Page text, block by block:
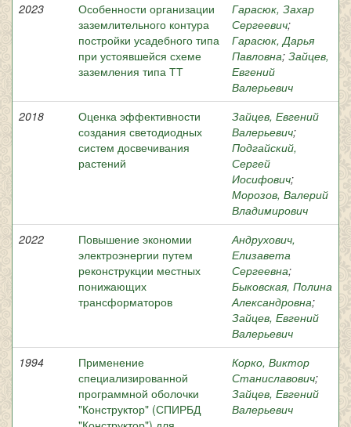
2023
Особенности организации
заземлительного контура
постройки усадебного типа
при устоявшейся схеме
заземления типа ТТ
Гарасюк, Захар
Сергеевич;
Гарасюк, Дарья
Павловна; Зайцев,
Евгений
Валерьевич
2018
Оценка эффективности
создания светодиодных
систем досвечивания
растений
Зайцев, Евгений
Валерьевич;
Подгайский,
Сергей
Иосифович;
Морозов, Валерий
Владимирович
2022
Повышение экономии
электроэнергии путем
реконструкции местных
понижающих
трансформаторов
Андрухович,
Елизавета
Сергеевна;
Быковская, Полина
Александровна;
Зайцев, Евгений
Валерьевич
1994
Применение
специализированной
программной оболочки
"Конструктор" (СПИРБД
Корко, Виктор
Станиславович;
Зайцев, Евгений
Валерьевич